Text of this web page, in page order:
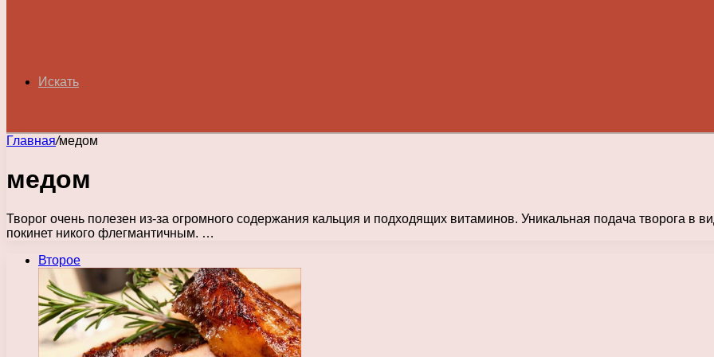
Искать
Главная/медом
медом
Творог очень полезен из-за огромного содержания кальция и подходящих витаминов. Уникальная подача творога
покинет никого флегмантичным. …
Второе